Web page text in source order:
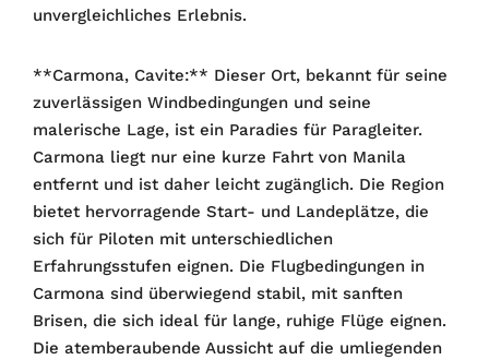
unvergleichliches Erlebnis.
**Carmona, Cavite:** Dieser Ort, bekannt für seine
zuverlässigen Windbedingungen und seine
malerische Lage, ist ein Paradies für Paragleiter.
Carmona liegt nur eine kurze Fahrt von Manila
entfernt und ist daher leicht zugänglich. Die Region
bietet hervorragende Start- und Landeplätze, die
sich für Piloten mit unterschiedlichen
Erfahrungsstufen eignen. Die Flugbedingungen in
Carmona sind überwiegend stabil, mit sanften
Brisen, die sich ideal für lange, ruhige Flüge eignen.
Die atemberaubende Aussicht auf die umliegenden